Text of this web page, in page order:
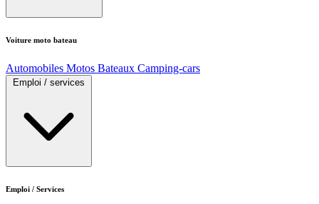
Voiture moto bateau
Automobiles Motos Bateaux Camping-cars
Emploi / services
Emploi / Services